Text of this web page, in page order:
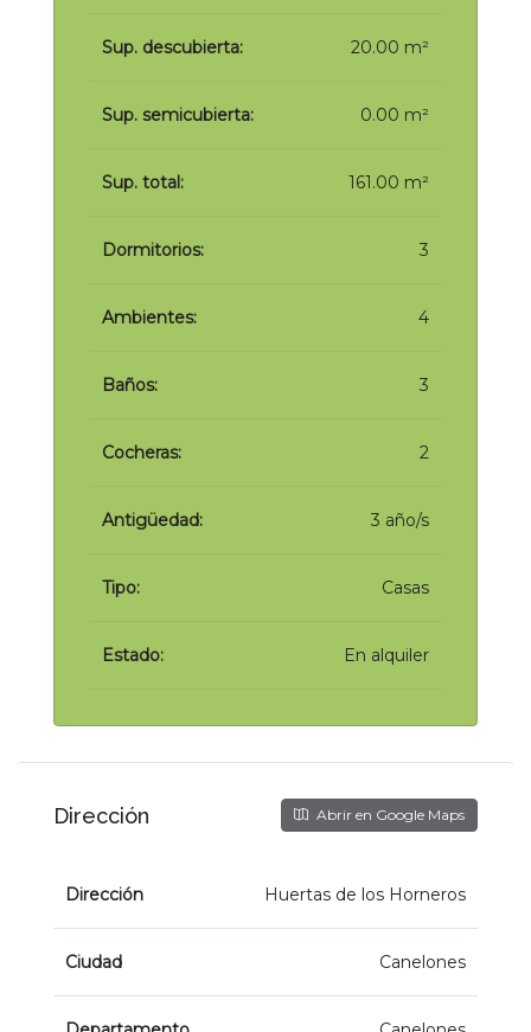
Sup. descubierta: 20.00 m²
Sup. semicubierta: 0.00 m²
Sup. total: 161.00 m²
Dormitorios: 3
Ambientes: 4
Baños: 3
Cocheras: 2
Antigüedad: 3 año/s
Tipo: Casas
Estado: En alquiler
Dirección Abrir en Google Maps
Dirección Huertas de los Horneros
Ciudad Canelones